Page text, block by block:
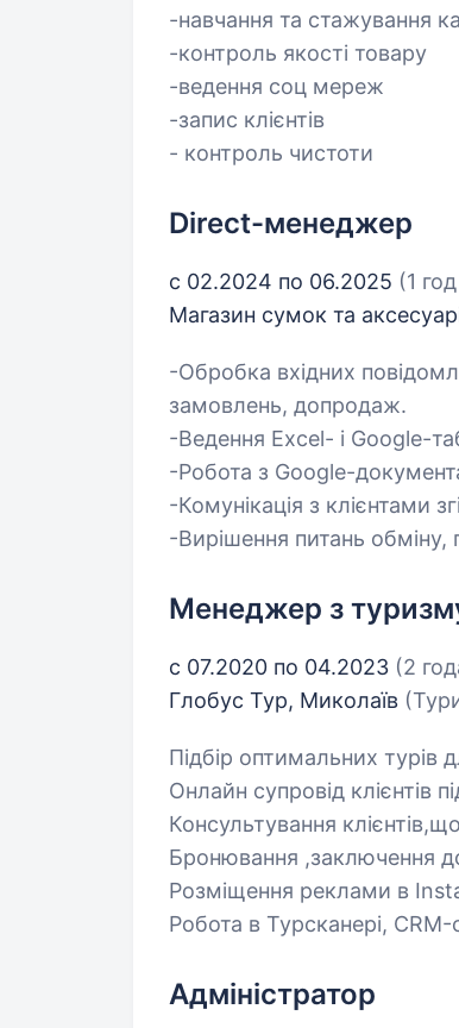
-навчання та стажування
-контроль якості товару
-ведення соц мереж
-запис клієнтів
- контроль чистоти
Direct-менеджер
с 02.2024 по 06.2025 (1
Магазин сумок та
-Обробка вхідних
замовлень, допродаж.
-Ведення Excel- і Google-
-Робота з Google-
-Комунікація з клієнтами
-Вирішення питань обміну,
Менеджер з
с 07.2020 по 04.2023 (2
Глобус Тур, Миколаїв
Підбір оптимальних турів
Онлайн супровід клієнтів
Консультування
Бронювання ,заключення
Розміщення реклами в
Робота в Турсканері,
Адміністратор